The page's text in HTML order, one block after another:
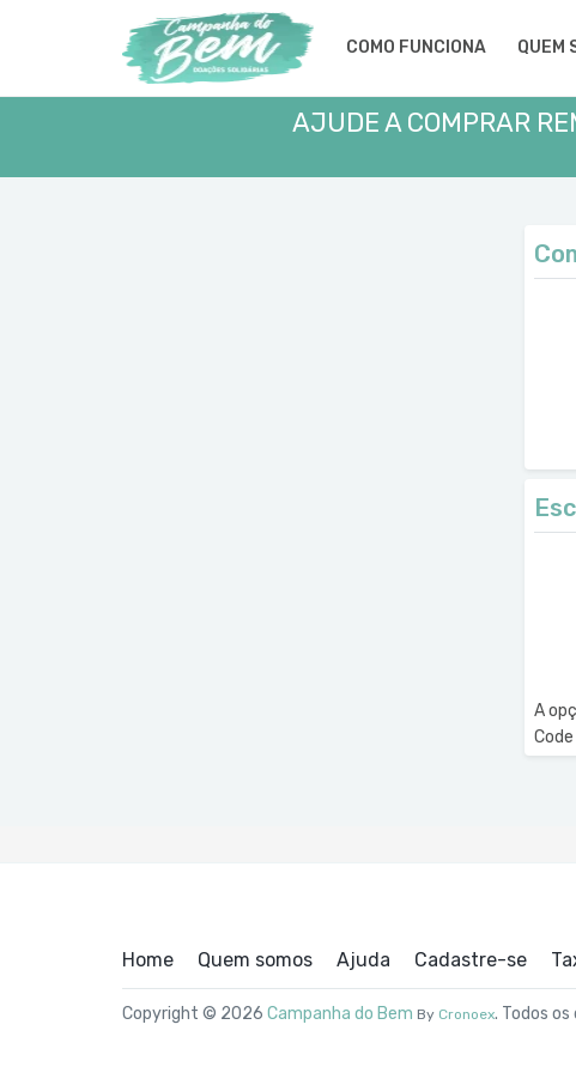
COMO FUNCIONA QUEM
AJUDE A COMPRAR
A
Home Quem somos Ajuda Cadastre-se
Copyright © 2026 Campanha do Bem By Cronoex. Todos